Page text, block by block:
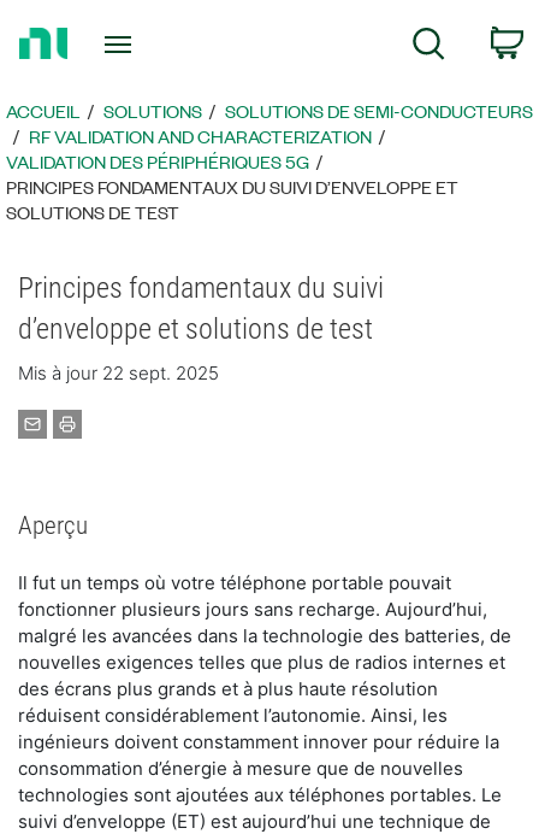
page
d’accueil
ACCUEIL SOLUTIONS
SOLUTIONS DE SEMI-CONDUCTEURS
RF VALIDATION AND CHARACTERIZATION
VALIDATION DES PÉRIPHÉRIQUES 5G
PRINCIPES FONDAMENTAUX DU SUIVI D’ENVELOPPE ET
SOLUTIONS DE TEST
Principes fondamentaux du suivi
d’enveloppe et solutions de test
Mis à jour 22 sept. 2025
Aperçu
Il fut un temps où votre téléphone portable pouvait
fonctionner plusieurs jours sans recharge. Aujourd’hui,
malgré les avancées dans la technologie des batteries, de
nouvelles exigences telles que plus de radios internes et
des écrans plus grands et à plus haute résolution
réduisent considérablement l’autonomie. Ainsi, les
ingénieurs doivent constamment innover pour réduire la
consommation d’énergie à mesure que de nouvelles
technologies sont ajoutées aux téléphones portables. Le
suivi d’enveloppe (ET) est aujourd’hui une technique de